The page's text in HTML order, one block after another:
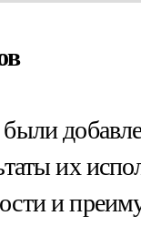
их
и